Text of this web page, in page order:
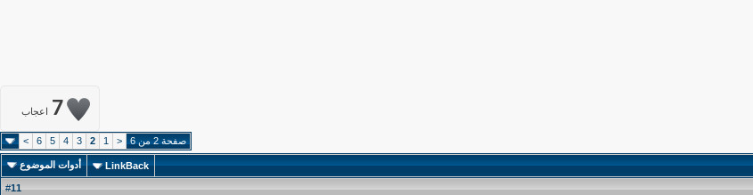
7 اعجاب
صفحة 2 من 6 <
1
2
3
4
5
6
>
LinkBack أدوات الموضوع
#
11